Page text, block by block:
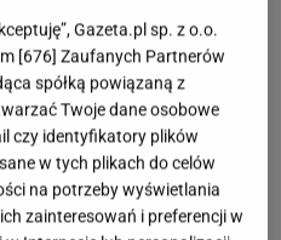
na mleku sojowym z
Gazeta.pl sp. z o.o.
[676] Zaufanych Partnerów
spółką powiązaną z
Twoje dane osobowe
czy identyfikatory plików
w tych plikach do celów
na potrzeby wyświetlania
zainteresowań i preferencji w